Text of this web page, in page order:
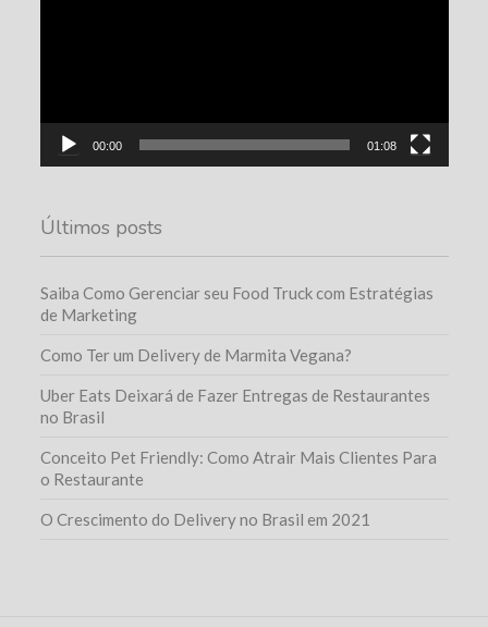
00:00 01:08
Últimos posts
Saiba Como Gerenciar seu Food Truck com Estratégias
de Marketing
Como Ter um Delivery de Marmita Vegana?
Uber Eats Deixará de Fazer Entregas de Restaurantes
no Brasil
Conceito Pet Friendly: Como Atrair Mais Clientes Para
o Restaurante
O Crescimento do Delivery no Brasil em 2021